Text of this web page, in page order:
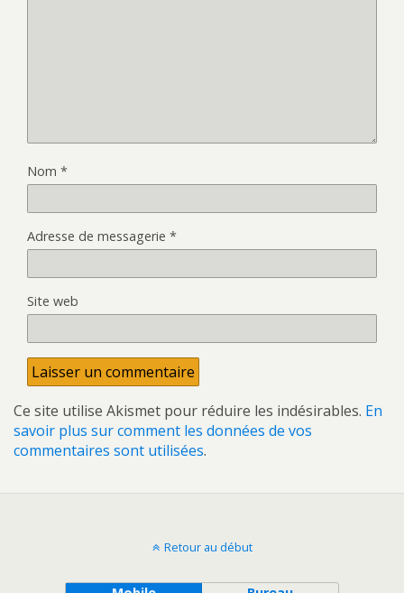
Nom *
Adresse de messagerie *
Site web
Ce site utilise Akismet pour réduire les indésirables. En
savoir plus sur comment les données de vos
commentaires sont utilisées.
Retour au début